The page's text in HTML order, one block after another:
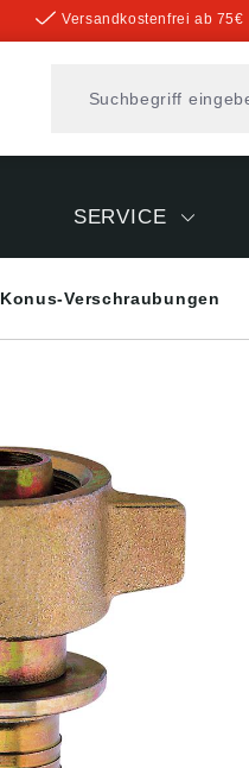
Versandkostenfrei ab 75€
SERVICE
Konus-Verschraubungen